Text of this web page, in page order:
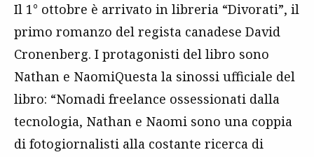
Il 1° ottobre è arrivato in libreria “Divorati”, il
primo romanzo del regista canadese David
Cronenberg. I protagonisti del libro sono
Nathan e NaomiQuesta la sinossi ufficiale del
libro: “Nomadi freelance ossessionati dalla
tecnologia, Nathan e Naomi sono una coppia
di fotogiornalisti alla costante ricerca di